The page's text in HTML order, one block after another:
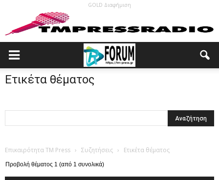
GOLD Διαφήμιση
Ετικέτα θέματος
Επικαιρότητα TM Press › Συζητήσεις › Ετικέτα θέματος
Προβολή θέματος 1 (από 1 συνολικά)